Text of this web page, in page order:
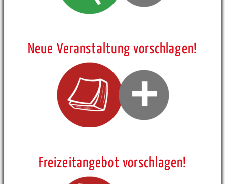
Neue Veranstaltung vorschlagen!
Freizeitangebot vorschlagen!